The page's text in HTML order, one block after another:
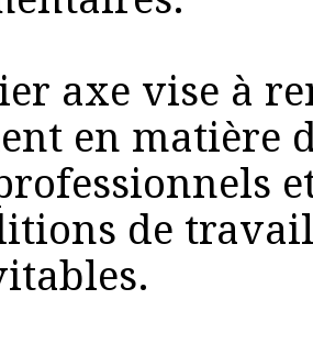
axe vise à
en matière
de